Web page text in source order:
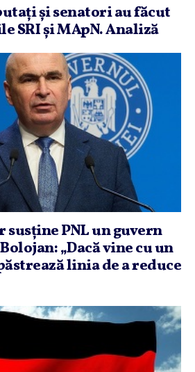
şi senatori au făcut
SRI şi MApN. Analiză
PNL un guvern
„Dacă vine cu un
linia de a reduce